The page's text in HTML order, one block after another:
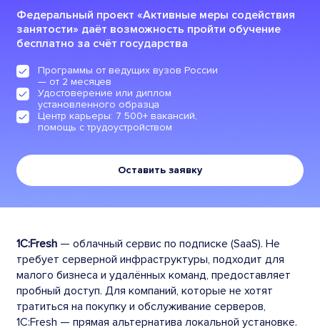
Федеральный проект «Активные меры содействия
занятости» даёт возможность пройти обучение
бесплатно за счёт государства
Программы от ведущих вузов России
— от 2 месяцев
Удостоверение или диплом
установленного образца
Центр карьеры: 7 500+ вакансий,
помощь с трудоустройством
Оставить заявку
1С:Fresh — облачный сервис по подписке (SaaS). Не
требует серверной инфраструктуры, подходит для
малого бизнеса и удалённых команд, предоставляет
пробный доступ. Для компаний, которые не хотят
тратиться на покупку и обслуживание серверов,
1С:Fresh — прямая альтернатива локальной установке.